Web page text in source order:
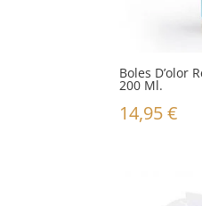
Boles D’olor
200 Ml.
14,95€